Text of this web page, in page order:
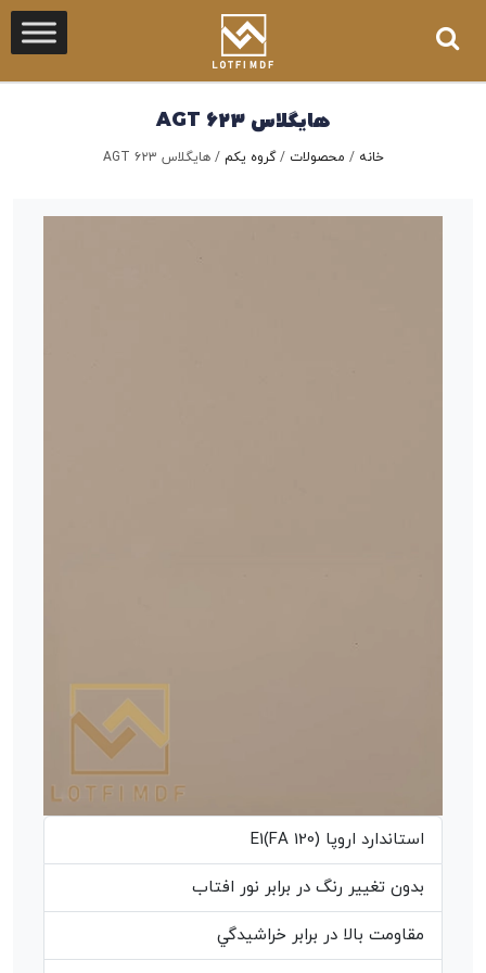
هایگلاس ۶۲۳ AGT
خانه / محصولات /گروه یکم /هایگلاس ۶۲۳ AGT
استاندارد اروپا (E1(FA 120
بدون تغيير رنگ در برابر نور افتاب
مقاومت بالا در برابر خراشيدگي